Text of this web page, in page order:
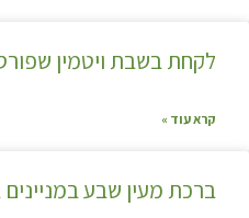
לקחת בשבת ויטמין
קרא עוד »
ברכת מעין שבע